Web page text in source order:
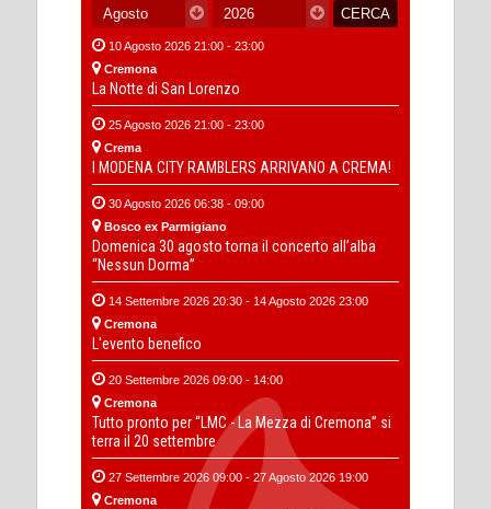
10 Agosto 2026 21:00 - 23:00
Cremona
La Notte di San Lorenzo
25 Agosto 2026 21:00 - 23:00
Crema
I MODENA CITY RAMBLERS ARRIVANO A CREMA!
30 Agosto 2026 06:38 - 09:00
Bosco ex Parmigiano
Domenica 30 agosto torna il concerto all’alba
“Nessun Dorma”
14 Settembre 2026 20:30 - 14 Agosto 2026 23:00
Cremona
L'evento benefico
20 Settembre 2026 09:00 - 14:00
Cremona
Tutto pronto per “LMC - La Mezza di Cremona” si
terra il 20 settembre
27 Settembre 2026 09:00 - 27 Agosto 2026 19:00
Cremona